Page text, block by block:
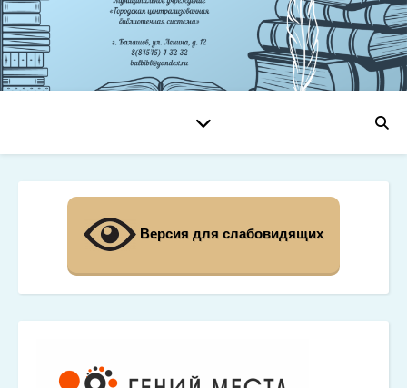
Версия для слабовидящих